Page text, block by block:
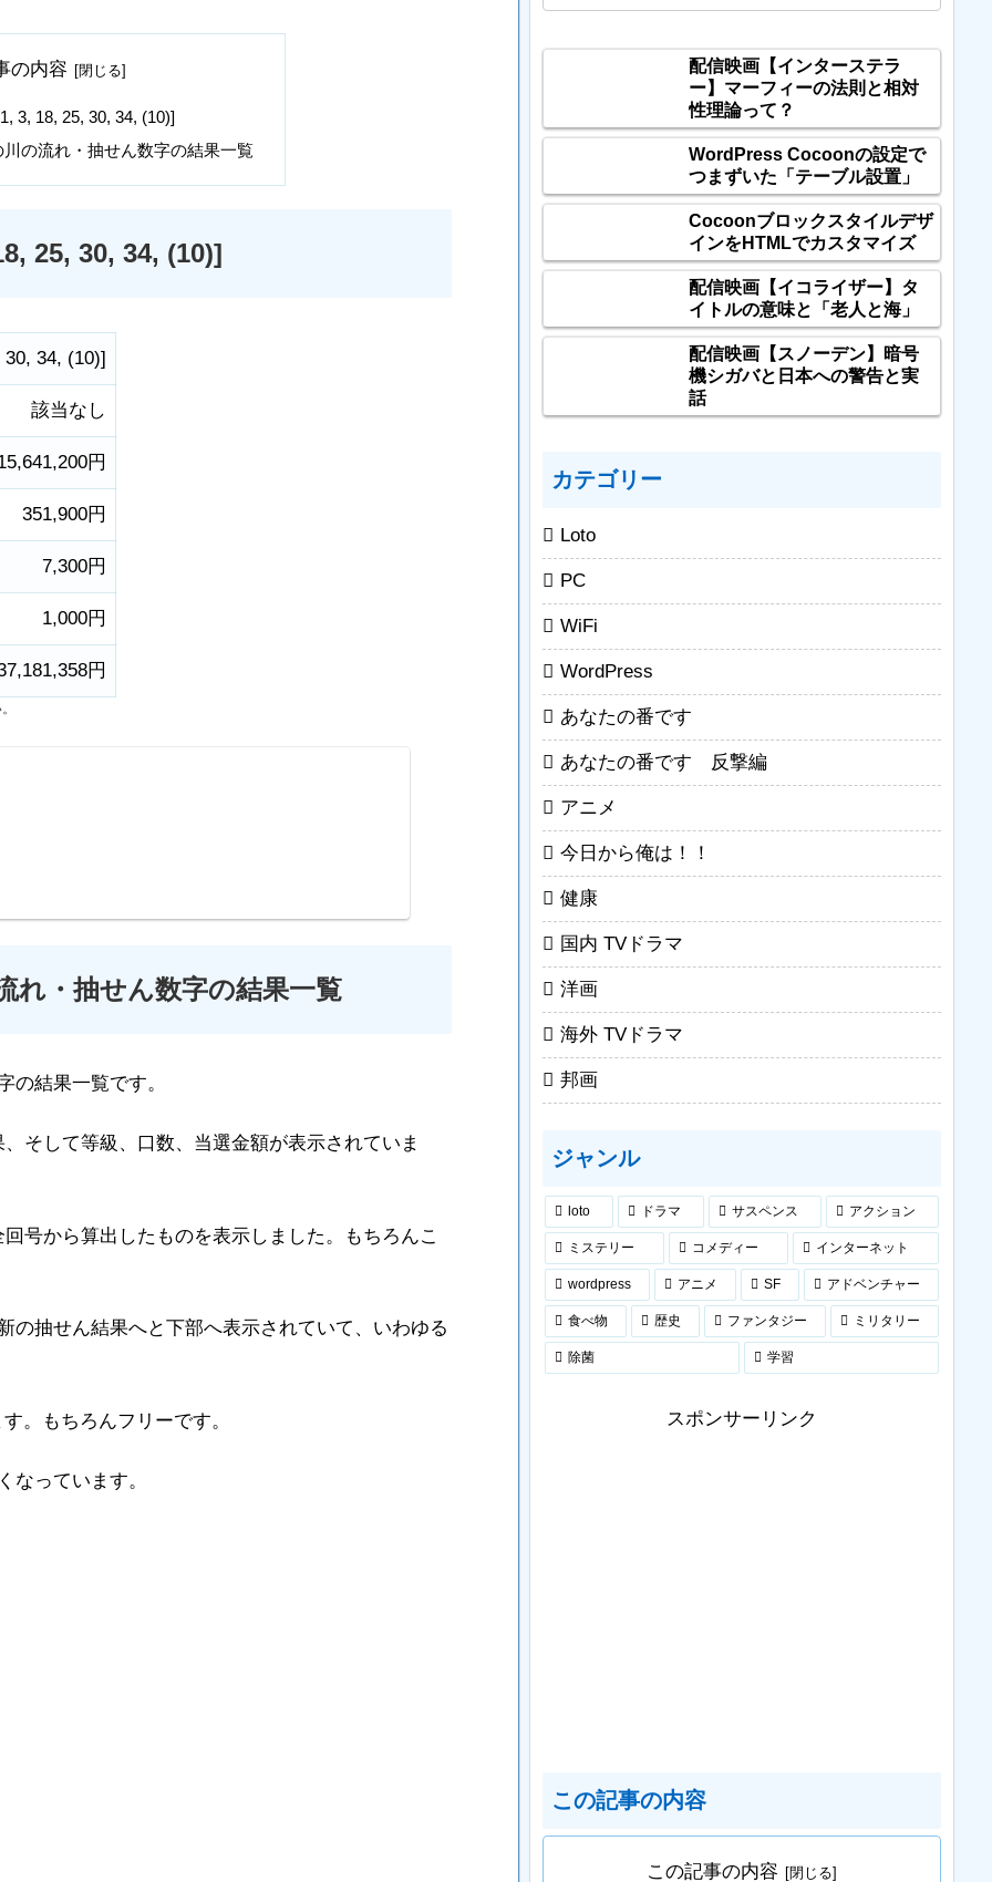
の内容
3, 18, 25, 30, 34, (10)]
の流れ・抽せん数字の結果一覧
25, 30, 34, (10)]
30, 34, (10)]
該当なし
円
351,900円
7,300円
1,000円
円
れ・抽せん数字の結果一覧
の結果一覧です。
そして等級、口数、当選金額が表示されていま
号から算出したものを表示しました。もちろんこ
の抽せん結果へと下部へ表示されていて、いわゆる
。もちろんフリーです。
なっています。
配信映画【インターステラ
ー】マーフィーの法則と相対
性理論って？
WordPress Cocoonの設定で
つまずいた「テーブル設置」
Cocoonブロックスタイルデザ
インをHTMLでカスタマイズ
配信映画【イコライザー】タ
イトルの意味と「老人と海」
配信映画【スノーデン】暗号
機シガバと日本への警告と実
話
カテゴリー
Loto
PC
WiFi
WordPress
あなたの番です
あなたの番です 反撃編
アニメ
今日から俺は！！
健康
国内 TVドラマ
洋画
海外 TVドラマ
邦画
ジャンル
loto ドラマ サスペンス アクション
ミステリー コメディー インターネット
wordpress アニメ SF アドベンチャー
食べ物 歴史 ファンタジー ミリタリー
除菌 学習
スポンサーリンク
この記事の内容
この記事の内容